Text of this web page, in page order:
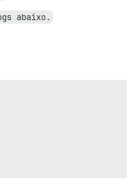
abaixo.